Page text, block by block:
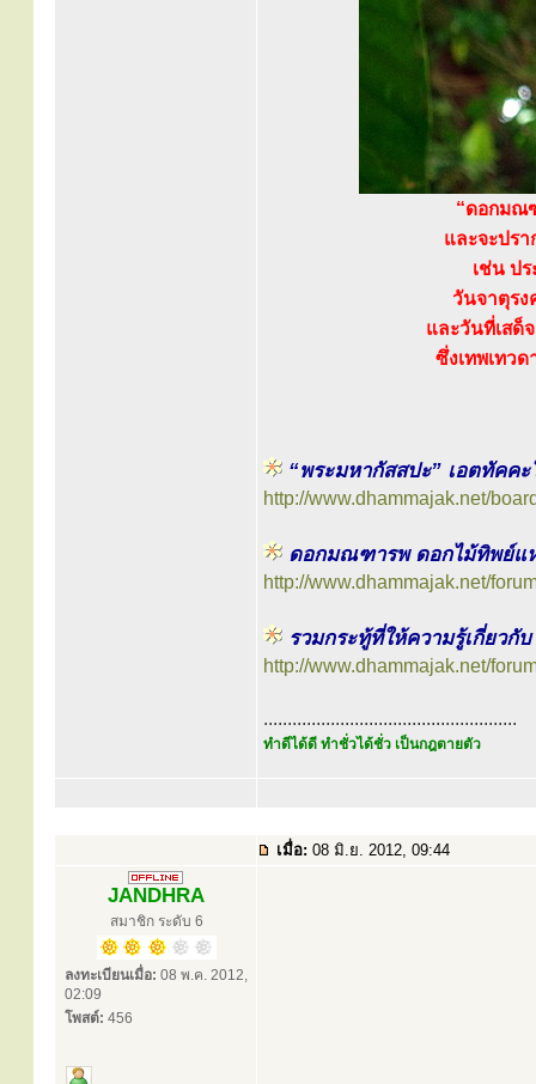
“ดอกมณ
และจะปร
เช่น ป
วันจาตุรง
และวันที่เสด็
ซึ่งเทพเทว
“พระมหากัสสปะ” เอตทัคคะ
http://www.dhammajak.net/
ดอกมณฑารพ ดอกไม้ทิพย์แ
http://www.dhammajak.net/
รวมกระทู้ที่ให้ความรู้เกี่ยวกั
http://www.dhammajak.net/
.....................................................
ทำดีได้ดี ทำชั่วได้ชั่ว เป็นกฎตายตัว
เมื่อ: 08 มิ.ย. 2012, 09:44
JANDHRA
สมาชิก ระดับ 6
ลงทะเบียนเมื่อ: 08 พ.ค. 2012,
02:09
โพสต์: 456